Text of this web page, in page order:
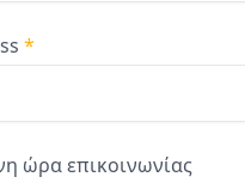
*
ώρα επικοινωνίας